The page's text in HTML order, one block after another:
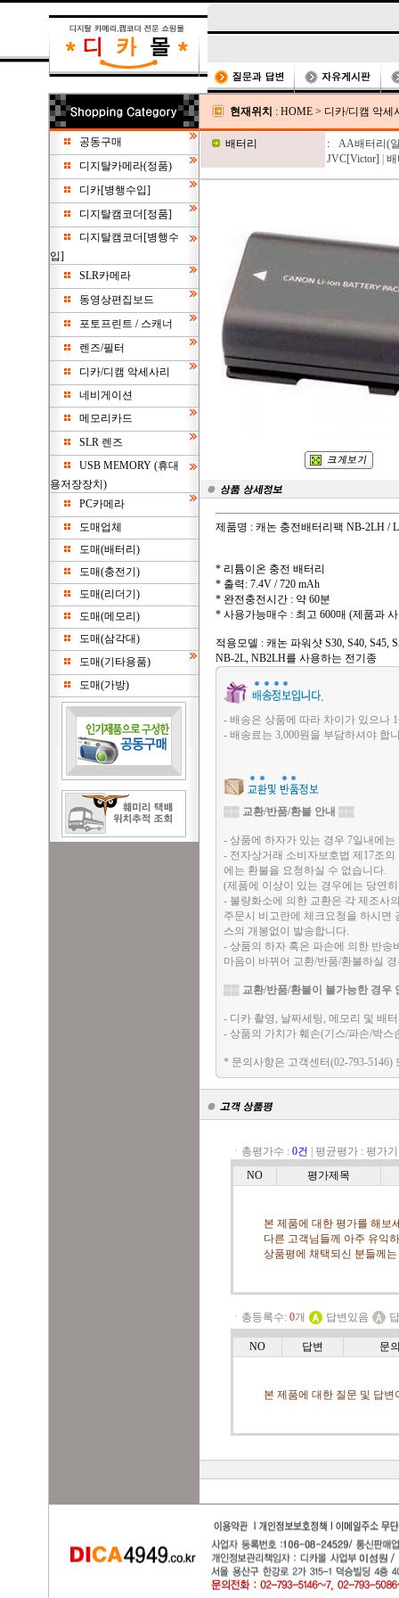
공동구매
디지탈카메라(정품)
디카[병행수입]
디지탈캠코더[정품]
디지탈캠코더[병행수
입]
SLR카메라
동영상편집보드
포토프린트 / 스캐너
렌즈/필터
디카/디캠 악세사리
네비게이션
메모리카드
SLR 렌즈
USB MEMORY (휴대
용저장장치)
PC카메라
도매업체
도매(배터리)
도매(충전기)
도매(리더기)
도매(메모리)
도매(삼각대)
도매(기타용품)
도매(가방)
현재위치 : HOME > 디카/디캠 악세
배터리 :
AA배터리(
JVC[Victor]
제품명 : 캐논 충전배터리팩 NB-2LH /
* 리튬이온 충전 배터리
* 출력: 7.4V / 720 mAh
* 완전충전시간 : 약 60분
* 사용가능매수 : 최고 600매 (제품과
적용모델 : 캐논 파워샷 S30, S40, S45,
NB-2L, NB2LH를 사용하는 전기종
- 배송은 상품에 따라 차이가 있으나
- 배송료는 3,000원을 부담하셔야 합
▒▒ 교환/반품/환불 안내 ▒▒
- 상품에 하자가 있는 경우 7일내에
- 전자상거래 소비자보호법 제17조
에는 환불을 요청하실 수 없습니다.
(제품에 이상이 있는 경우에는 당연
- 불량화소에 의한 교환은 각 제조사
주문시 비고란에 체크요청을 하시면
스의 개봉없이 발송합니다.
- 상품의 하자 혹은 파손에 의한 반송
마음이 바뀌어 교환/반품/환불하실
▒▒ 교환/반품/환불이 불가능한 경우
- 디카 촬영, 날짜세팅, 메모리 및 배
- 상품의 가치가 훼손(기스/파손/박
* 문의사항은 고객센터(02-793-5146)
ㆍ총평가수 : 0건 평균평가 : 평가
NO
평가제목
본 제품에 대한 평가를 해보
다른 고객님들께 아주 유익
상품평에 채택되신 분들께
ㆍ총등록수: 0개 답변있음
NO 답변 문
본 제품에 대한 질문 및 답